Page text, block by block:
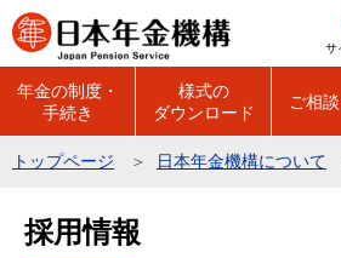
こ
の
サ
年金の制度・
手続き
様式の
ダウンロード
ご相
トップページ 日本年金機構について
採用情報